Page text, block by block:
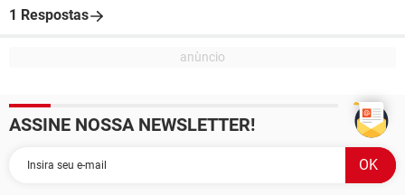
1 Respostas
ASSINE NOSSA NEWSLETTER!